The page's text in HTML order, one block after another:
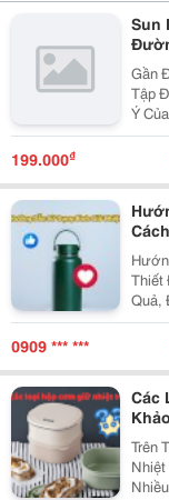
Sun
Gần
Tập
Ý
Du
Kết
199.000₫
Thiết
Quả,
0909 *** ***
Các
Trên